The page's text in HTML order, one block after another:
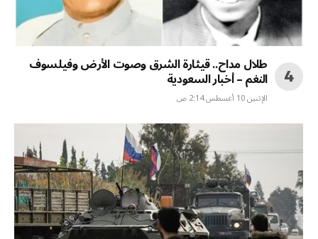
طلال مداح.. قيثارة الشرق وصوت الأرض وفيلسوف
النغم – أخبار السعودية
الإثنين 10 أغسطس 2:14 ص